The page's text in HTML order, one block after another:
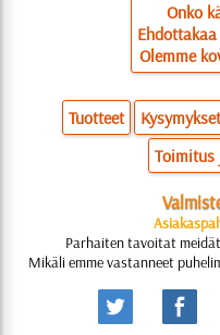
Onko
Olemme
Tuotteet
Toimitus
Parhaiten tavoitat
Mikäli emme vastanneet